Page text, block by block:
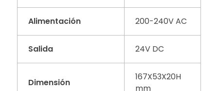
Alimentación 200-240V AC
Salida 24V DC
Dimensión
167X53X20H
mm